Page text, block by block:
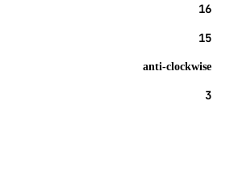
16
15
anti-clockwise
3